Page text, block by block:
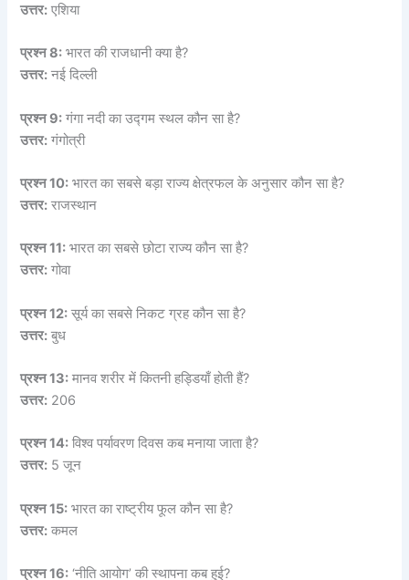
उत्तर: एशिया
प्रश्न 8: भारत की राजधानी क्या है?
उत्तर: नई दिल्ली
प्रश्न 9: गंगा नदी का उद्गम स्थल कौन सा है?
उत्तर: गंगोत्री
प्रश्न 10: भारत का सबसे बड़ा राज्य क्षेत्रफल के अनुसार कौन सा है?
उत्तर: राजस्थान
प्रश्न 11: भारत का सबसे छोटा राज्य कौन सा है?
उत्तर: गोवा
प्रश्न 12: सूर्य का सबसे निकट ग्रह कौन सा है?
उत्तर: बुध
प्रश्न 13: मानव शरीर में कितनी हड्डियाँ होती हैं?
उत्तर: 206
प्रश्न 14: विश्व पर्यावरण दिवस कब मनाया जाता है?
उत्तर: 5 जून
प्रश्न 15: भारत का राष्ट्रीय फूल कौन सा है?
उत्तर: कमल
प्रश्न 16: ‘नीति आयोग’ की स्थापना कब हुई?